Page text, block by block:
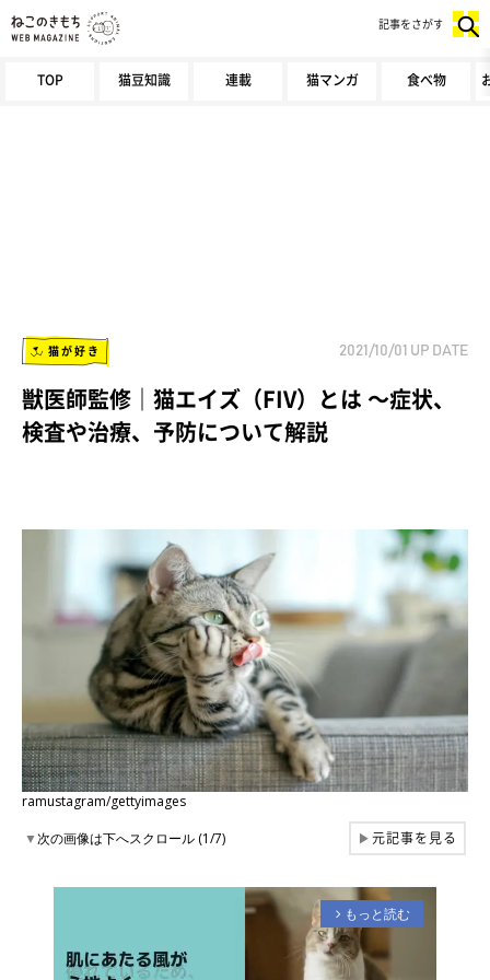
TOP 猫豆知識 連載 猫マンガ 食べ物
記事をさがす
猫が好き 2021/10/01 UP DATE
獣医師監修｜猫エイズ（FIV）とは ～症状、
検査や治療、予防について解説
ramustagram/gettyimages
▼次の画像は下へスクロール (1/7) ▶元記事を見る
arrow_forward_ios もっと読む